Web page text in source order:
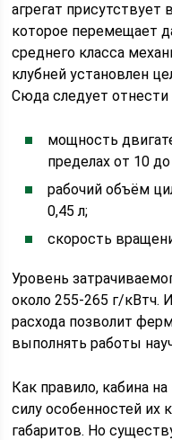
агрегат
которое перемещает
среднего класса
клубней установлен
Сюда следует отнести
мощность
пределах от 10 до
рабочий объём
0,45 л;
скорость
Уровень
около 255-265 г/кВтч.
расхода позволит
выполнять работы
Как правило, кабина
силу особенностей их
габаритов. Но